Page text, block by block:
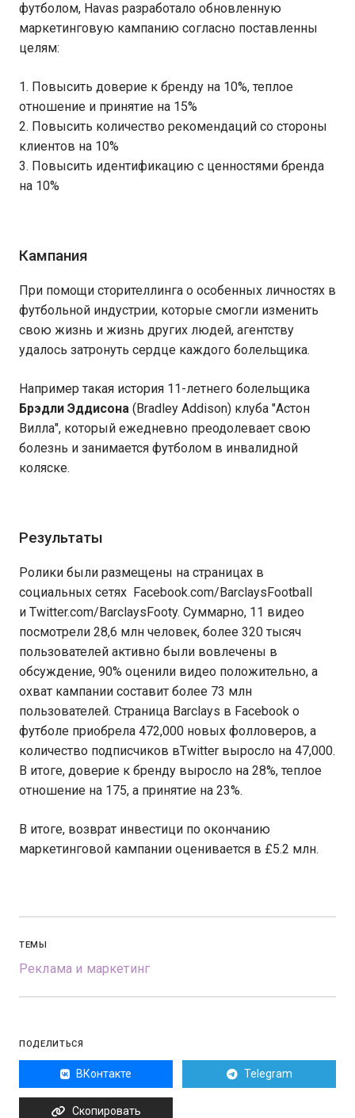
футболом, Havas разработало обновленную
маркетинговую кампанию согласно поставленны
целям:
1. Повысить доверие к бренду на 10%, теплое
отношение и принятие на 15%
2. Повысить количество рекомендаций со стороны
клиентов на 10%
3. Повысить идентификацию с ценностями бренда
на 10%
Кампания
При помощи сторителлинга о особенных личностях в
футбольной индустрии, которые смогли изменить
свою жизнь и жизнь других людей, агентству
удалось затронуть сердце каждого болельщика.
Например такая история 11-летнего болельщика
Брэдли Эддисона (Bradley Addison) клуба "Астон
Вилла", который ежедневно преодолевает свою
болезнь и занимается футболом в инвалидной
коляске.
Результаты
Ролики были размещены на страницах в
социальных сетях Facebook.com/BarclaysFootball
и Twitter.com/BarclaysFooty. Суммарно, 11 видео
посмотрели 28,6 млн человек, более 320 тысяч
пользователей активно были вовлечены в
обсуждение, 90% оценили видео положительно, а
охват кампании составит более 73 млн
пользователей. Страница Barclays в Facebook о
футболе приобрела 472,000 новых фолловеров, а
количество подписчиков вTwitter выросло на 47,000.
В итоге, доверие к бренду выросло на 28%, теплое
отношение на 175, а принятие на 23%.
В итоге, возврат инвестици по окончанию
маркетинговой кампании оценивается в £5.2 млн.
ТЕМЫ
Реклама и маркетинг
ПОДЕЛИТЬСЯ
ВКонтакте Telegram
Скопировать